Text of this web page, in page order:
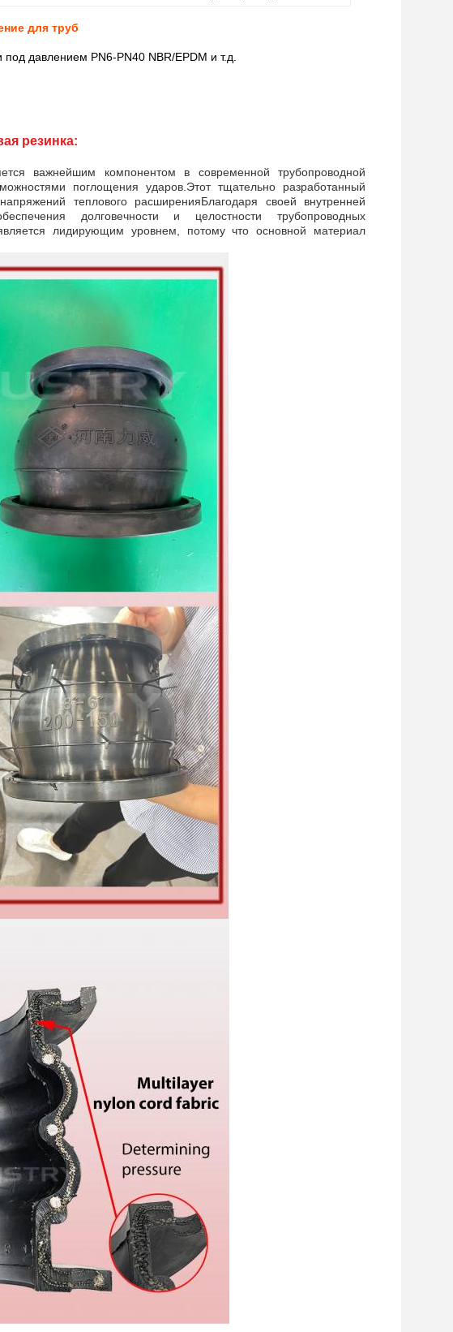
для труб
давлением PN6-PN40 NBR/EPDM и т.д.
резинка:
важнейшим компонентом в современной трубопроводной
поглощения ударов.Этот тщательно разработанный
теплового расширенияБлагодаря своей внутренней
долговечности и целостности трубопроводных
лидирующим уровнем, потому что основной материал